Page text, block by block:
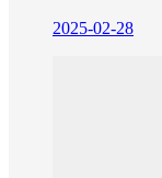
2025-02-28